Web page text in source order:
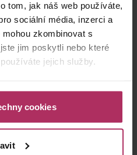
tom, jak náš web používáte,
sociální média, inzerci a
zkombinovat s
jim poskytli nebo které
jejich služby.
cookies